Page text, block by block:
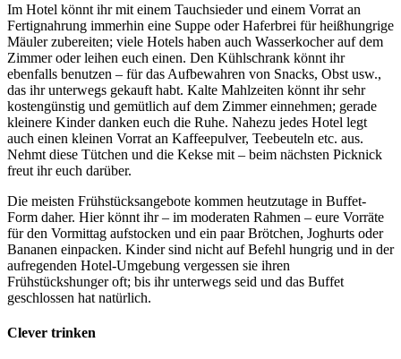
Im Hotel könnt ihr mit einem Tauchsieder und einem Vorrat an
Fertignahrung immerhin eine Suppe oder Haferbrei für heißhungrige
Mäuler zubereiten; viele Hotels haben auch Wasserkocher auf dem
Zimmer oder leihen euch einen. Den Kühlschrank könnt ihr
ebenfalls benutzen – für das Aufbewahren von Snacks, Obst usw.,
das ihr unterwegs gekauft habt. Kalte Mahlzeiten könnt ihr sehr
kostengünstig und gemütlich auf dem Zimmer einnehmen; gerade
kleinere Kinder danken euch die Ruhe. Nahezu jedes Hotel legt
auch einen kleinen Vorrat an Kaffeepulver, Teebeuteln etc. aus.
Nehmt diese Tütchen und die Kekse mit – beim nächsten Picknick
freut ihr euch darüber.
Die meisten Frühstücksangebote kommen heutzutage in Buffet-
Form daher. Hier könnt ihr – im moderaten Rahmen – eure Vorräte
für den Vormittag aufstocken und ein paar Brötchen, Joghurts oder
Bananen einpacken. Kinder sind nicht auf Befehl hungrig und in der
aufregenden Hotel-Umgebung vergessen sie ihren
Frühstückshunger oft; bis ihr unterwegs seid und das Buffet
geschlossen hat natürlich.
Clever trinken